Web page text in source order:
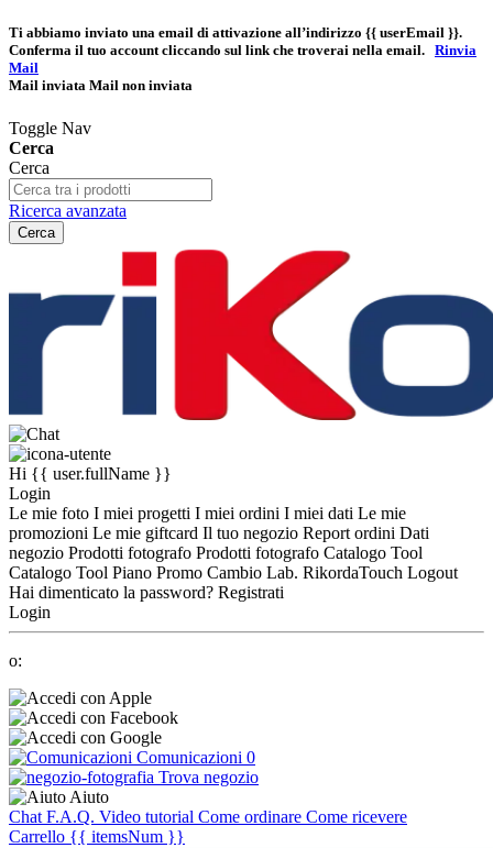
Ti abbiamo inviato una email di attivazione all’indirizzo {{ userEmail }}.
Conferma il tuo account cliccando sul link che troverai nella email. Rinvia
Mail
Mail inviata Mail non inviata
Toggle Nav
Cerca
Cerca
Ricerca avanzata
Cerca
Hi {{ user.fullName }}
Login
Le mie foto I miei progetti I miei ordini I miei dati Le mie
promozioni Le mie giftcard Il tuo negozio Report ordini Dati
negozio Prodotti fotografo Prodotti fotografo Catalogo Tool
Catalogo Tool Piano Promo Cambio Lab. RikordaTouch Logout
Hai dimenticato la password? Registrati
Login
o:
Comunicazioni 0
Trova negozio
Aiuto
Chat F.A.Q. Video tutorial Come ordinare Come ricevere
Carrello {{ itemsNum }}